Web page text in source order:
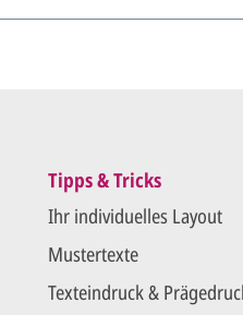
versenden Ihre Karten.
Tipps & Tricks
Ihr individuelles Layout
Mustertexte
Texteindruck &